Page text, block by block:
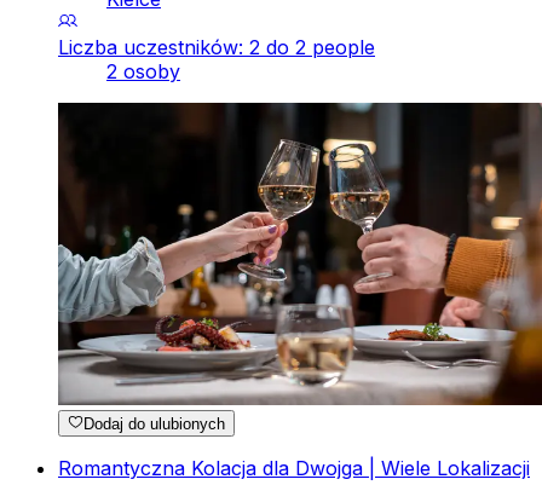
Liczba uczestników: 2 do 2 people
2 osoby
Dodaj do ulubionych
Romantyczna Kolacja dla Dwojga | Wiele Lokalizacji